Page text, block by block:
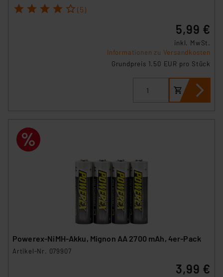
1 2 3 4 5 (5)
5,99 €
inkl. MwSt.
Informationen zu Versandkosten
Grundpreis 1.50 EUR pro Stück
Powerex-NiMH-Akku, Mignon AA 2700 mAh, 4er-Pack
Artikel-Nr. 079907
3,99 €